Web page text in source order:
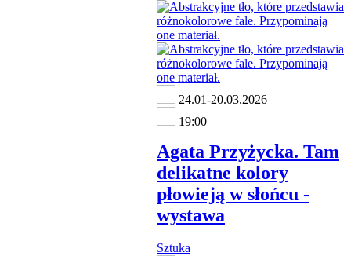
24.01-20.03.2026
19:00
Agata Przyżycka. Tam
delikatne kolory
płowieją w słońcu -
wystawa
Sztuka